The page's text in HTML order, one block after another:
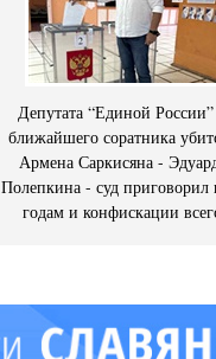
Депутата “Единой
ближайшего соратника
Армена Саркисяна -
Полепкина - суд приговорил
годам и конфискации